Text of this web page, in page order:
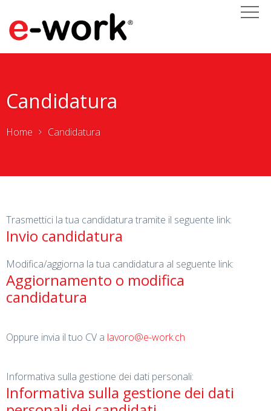
Candidatura
Home Candidatura
Trasmettici la tua candidatura tramite il seguente link:
Invio candidatura
Modifica/aggiorna la tua candidatura al seguente link:
Aggiornamento o modifica
candidatura
Oppure invia il tuo CV a lavoro@e-work.ch
Informativa sulla gestione dei dati personali:
Informativa sulla gestione dei dati